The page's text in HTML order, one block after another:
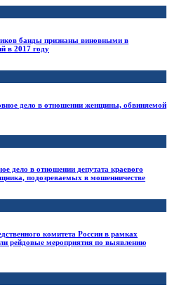
банды признаны виновными в
в 2017 году
дело в отношении женщины, обвиняемой
дело в отношении депутата краевого
подозреваемых в мошенничестве
комитета России в рамках
рейдовые мероприятия по выявлению